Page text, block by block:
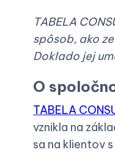
TABELA
spôsob, ako
Doklado jej
O
TABELA
vznikla na
sa na klientov